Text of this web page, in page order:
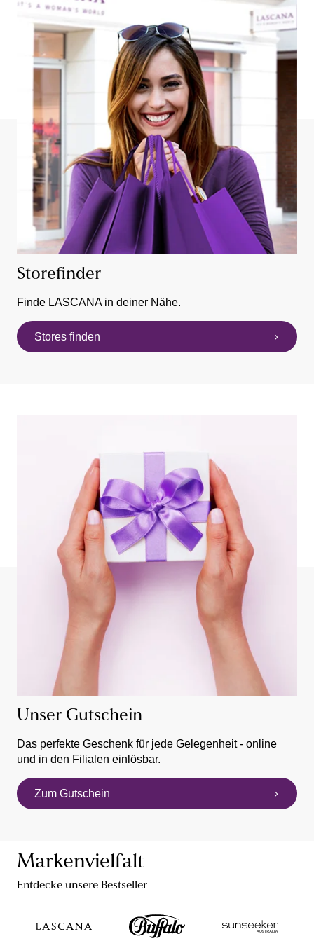
Storefinder
Finde LASCANA in deiner Nähe.
Stores finden
Unser Gutschein
Das perfekte Geschenk für jede Gelegenheit - online
und in den Filialen einlösbar.
Zum Gutschein
Markenvielfalt
Entdecke unsere Bestseller